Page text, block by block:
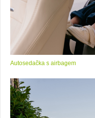
Autosedačka s airbagem